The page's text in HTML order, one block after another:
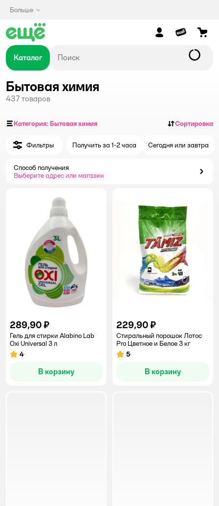
Больше
Каталог
Бытовая химия
437 товаров
Категория: Бытовая химия Сортировка
Фильтры Получить за 1-2 часа Сегодня или завтра
Способ получения
Выберите адрес или магазин
289,90 ₽
Гель для стирки Alabino Lab
Oxi Universal 3 л
Рейтинг:
4
В корзину
229,90 ₽
Стиральный порошок Лотос
Pro Цветное и Белое 3 кг
Рейтинг:
5
В корзину